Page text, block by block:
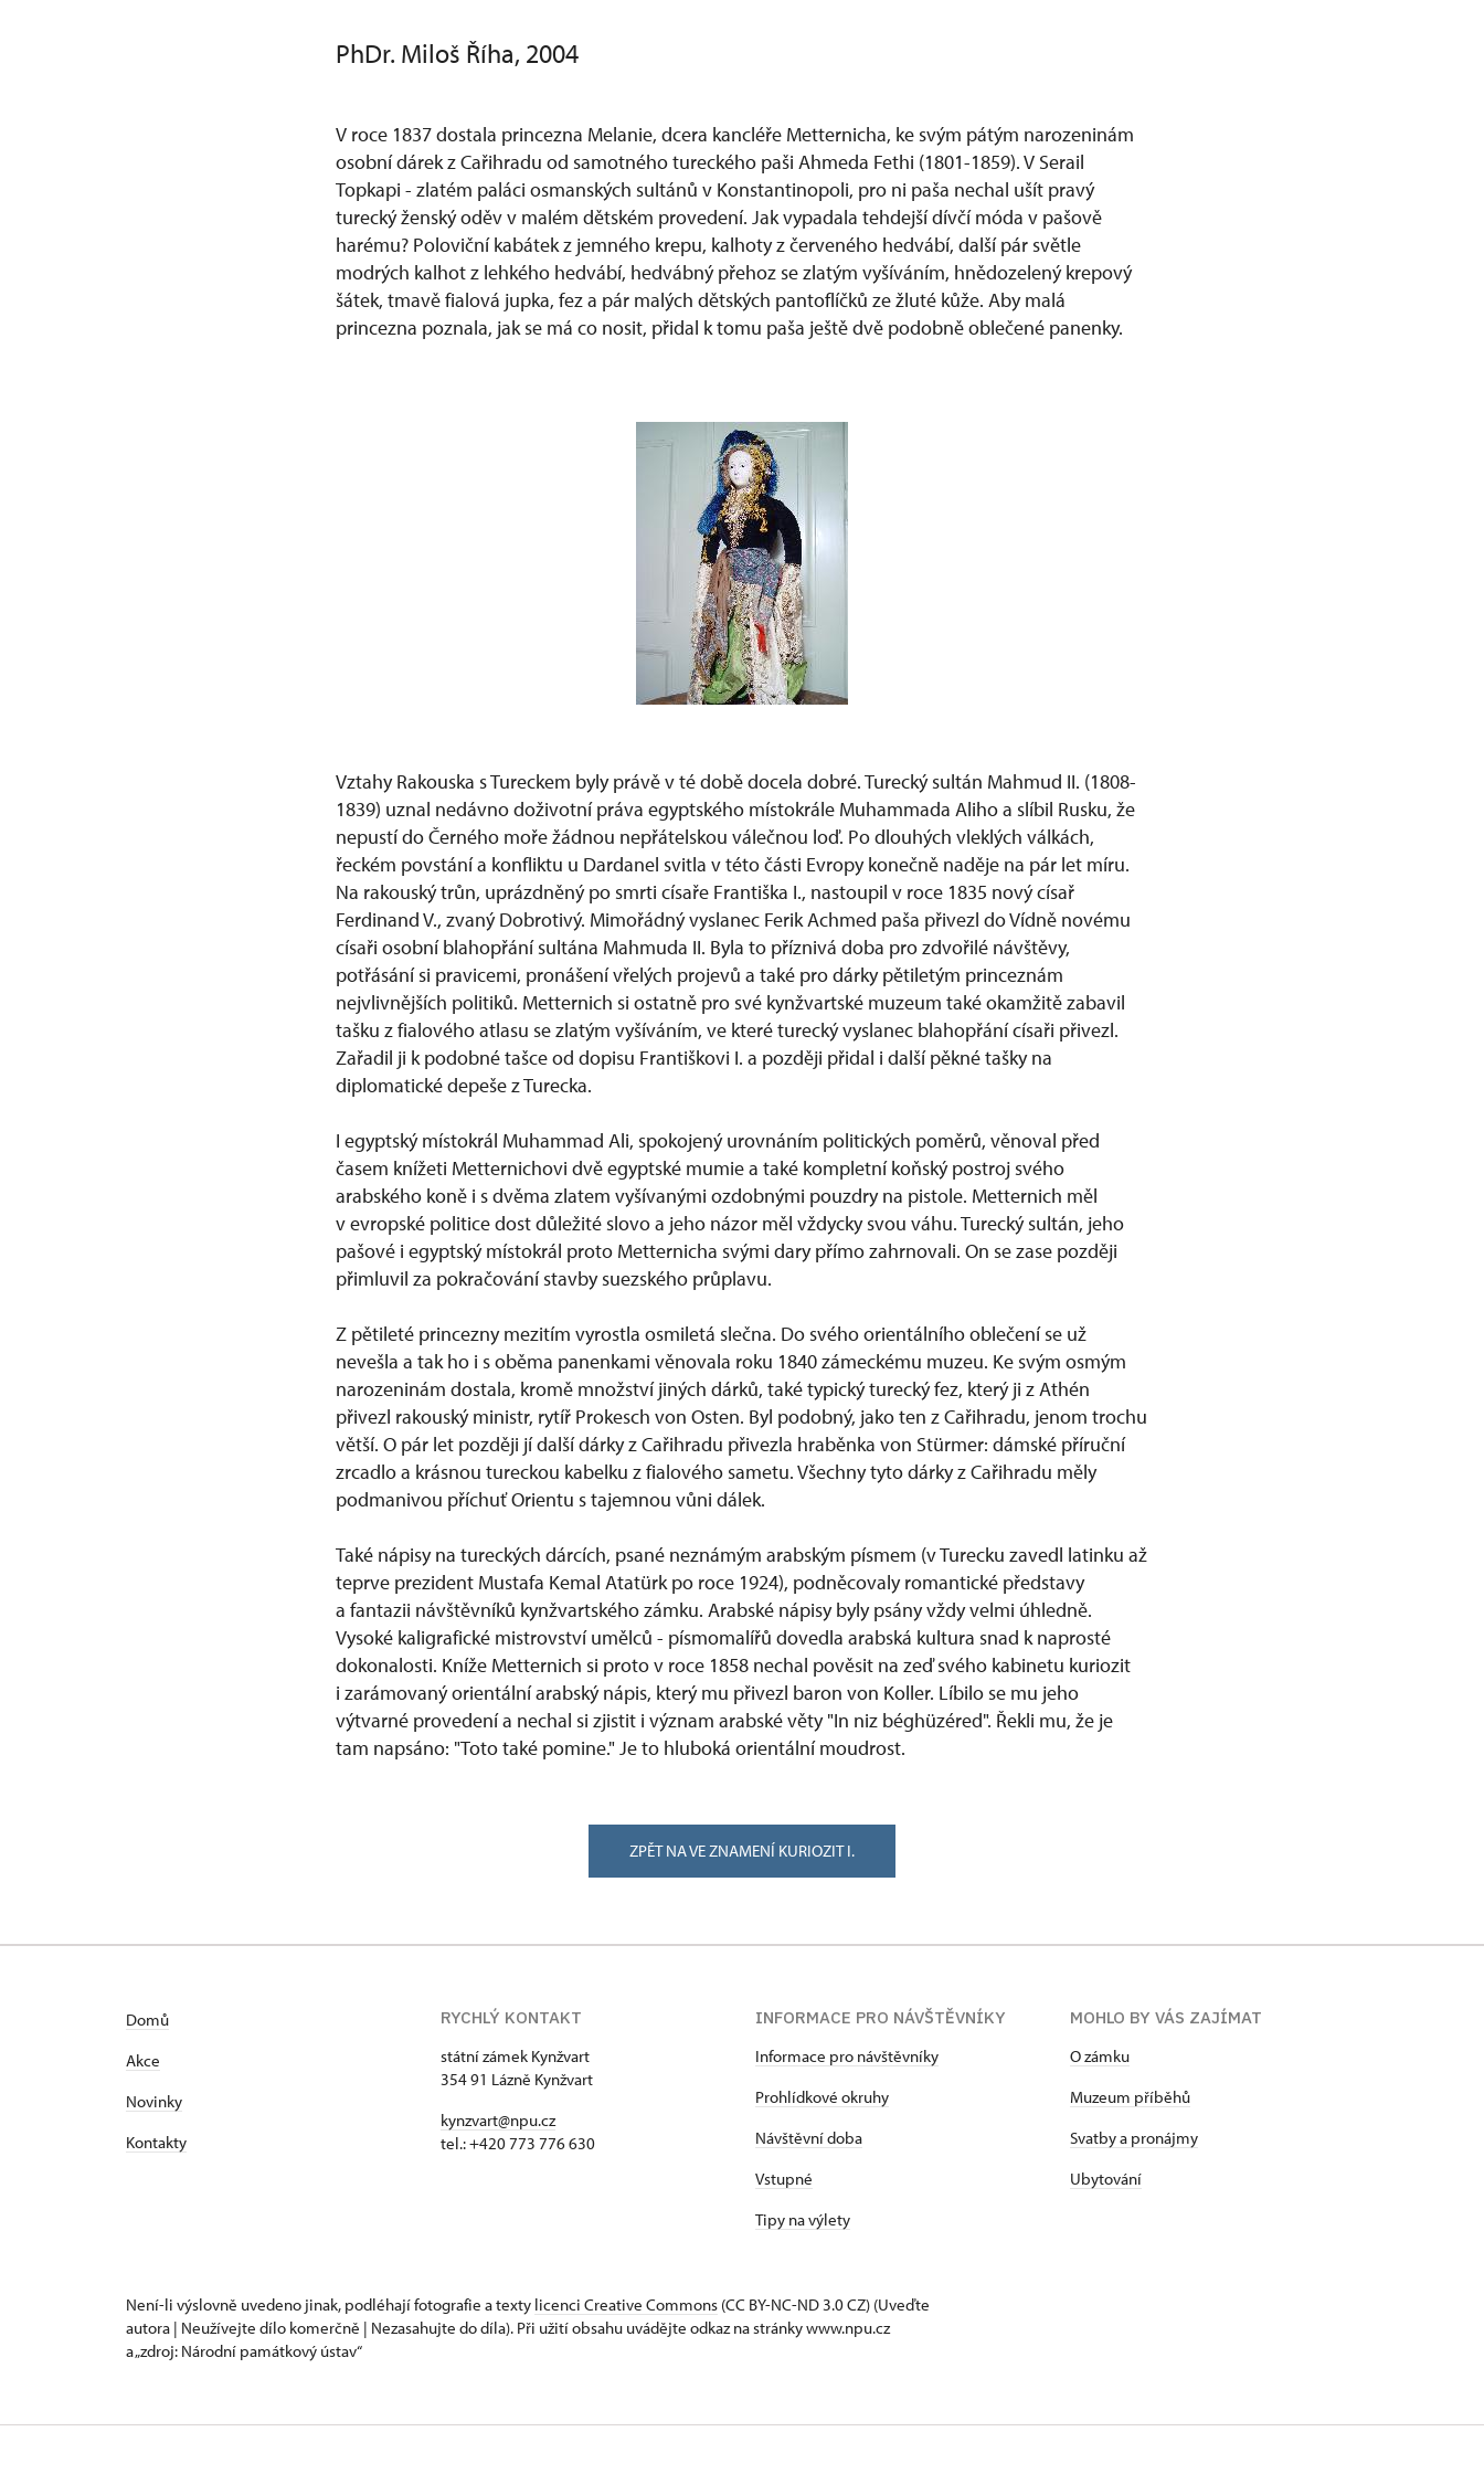
PhDr. Miloš Říha, 2004
V roce 1837 dostala princezna Melanie, dcera kancléře Metternicha, ke svým pátým narozeninám
osobní dárek z Cařihradu od samotného tureckého paši Ahmeda Fethi (1801-1859). V Serail
Topkapi - zlatém paláci osmanských sultánů v Konstantinopoli, pro ni paša nechal ušít pravý
turecký ženský oděv v malém dětském provedení. Jak vypadala tehdejší dívčí móda v pašově
harému? Poloviční kabátek z jemného krepu, kalhoty z červeného hedvábí, další pár světle
modrých kalhot z lehkého hedvábí, hedvábný přehoz se zlatým vyšíváním, hnědozelený krepový
šátek, tmavě fialová jupka, fez a pár malých dětských pantoflíčků ze žluté kůže. Aby malá
princezna poznala, jak se má co nosit, přidal k tomu paša ještě dvě podobně oblečené panenky.
Vztahy Rakouska s Tureckem byly právě v té době docela dobré. Turecký sultán Mahmud II. (1808-
1839) uznal nedávno doživotní práva egyptského místokrále Muhammada Aliho a slíbil Rusku, že
nepustí do Černého moře žádnou nepřátelskou válečnou loď. Po dlouhých vleklých válkách,
řeckém povstání a konfliktu u Dardanel svitla v této části Evropy konečně naděje na pár let míru.
Na rakouský trůn, uprázdněný po smrti císaře Františka I., nastoupil v roce 1835 nový císař
Ferdinand V., zvaný Dobrotivý. Mimořádný vyslanec Ferik Achmed paša přivezl do Vídně novému
císaři osobní blahopřání sultána Mahmuda II. Byla to příznivá doba pro zdvořilé návštěvy,
potřásání si pravicemi, pronášení vřelých projevů a také pro dárky pětiletým princeznám
nejvlivnějších politiků. Metternich si ostatně pro své kynžvartské muzeum také okamžitě zabavil
tašku z fialového atlasu se zlatým vyšíváním, ve které turecký vyslanec blahopřání císaři přivezl.
Zařadil ji k podobné tašce od dopisu Františkovi I. a později přidal i další pěkné tašky na
diplomatické depeše z Turecka.
I egyptský místokrál Muhammad Ali, spokojený urovnáním politických poměrů, věnoval před
časem knížeti Metternichovi dvě egyptské mumie a také kompletní koňský postroj svého
arabského koně i s dvěma zlatem vyšívanými ozdobnými pouzdry na pistole. Metternich měl
v evropské politice dost důležité slovo a jeho názor měl vždycky svou váhu. Turecký sultán, jeho
pašové i egyptský místokrál proto Metternicha svými dary přímo zahrnovali. On se zase později
přimluvil za pokračování stavby suezského průplavu.
Z pětileté princezny mezitím vyrostla osmiletá slečna. Do svého orientálního oblečení se už
nevešla a tak ho i s oběma panenkami věnovala roku 1840 zámeckému muzeu. Ke svým osmým
narozeninám dostala, kromě množství jiných dárků, také typický turecký fez, který ji z Athén
přivezl rakouský ministr, rytíř Prokesch von Osten. Byl podobný, jako ten z Cařihradu, jenom trochu
větší. O pár let později jí další dárky z Cařihradu přivezla hraběnka von Stürmer: dámské příruční
zrcadlo a krásnou tureckou kabelku z fialového sametu. Všechny tyto dárky z Cařihradu měly
podmanivou příchuť Orientu s tajemnou vůni dálek.
Také nápisy na tureckých dárcích, psané neznámým arabským písmem (v Turecku zavedl latinku až
teprve prezident Mustafa Kemal Atatürk po roce 1924), podněcovaly romantické představy
a fantazii návštěvníků kynžvartského zámku. Arabské nápisy byly psány vždy velmi úhledně.
Vysoké kaligrafické mistrovství umělců - písmomalířů dovedla arabská kultura snad k naprosté
dokonalosti. Kníže Metternich si proto v roce 1858 nechal pověsit na zeď svého kabinetu kuriozit
i zarámovaný orientální arabský nápis, který mu přivezl baron von Koller. Líbilo se mu jeho
výtvarné provedení a nechal si zjistit i význam arabské věty "In niz béghüzéred". Řekli mu, že je
tam napsáno: "Toto také pomine." Je to hluboká orientální moudrost.
ZPĚT NA VE ZNAMENÍ KURIOZIT I.
Domů
Akce
Novinky
Kontakty
RYCHLÝ KONTAKT
státní zámek Kynžvart
354 91 Lázně Kynžvart
kynzvart@npu.cz
tel.: +420 773 776 630
INFORMACE PRO NÁVŠTĚVNÍKY
Informace pro návštěvníky
Prohlídkové okruhy
Návštěvní doba
Vstupné
Tipy na výlety
MOHLO BY VÁS ZAJÍMAT
O zámku
Muzeum příběhů
Svatby a pronájmy
Ubytování
Není-li výslovně uvedeno jinak, podléhají fotografie a texty licenci Creative Commons (CC BY-NC-ND 3.0 CZ) (Uveďte
autora | Neužívejte dílo komerčně | Nezasahujte do díla). Při užití obsahu uvádějte odkaz na stránky www.npu.cz
a „zdroj: Národní památkový ústav“